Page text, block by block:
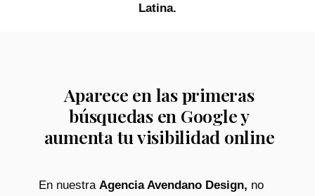
Latina.
Aparece en las primeras
búsquedas en Google y
aumenta tu visibilidad online
En nuestra Agencia Avendano Design, no